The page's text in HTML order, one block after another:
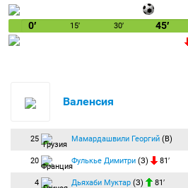
0′ 15′ 30′ 45′
Валенсия
25 Мамардашвили Георгий (В)
20 Фулькье Димитри (З) 81′
4 Дьяхаби Муктар (З) 81′